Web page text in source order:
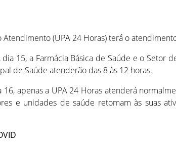
Atendimento (UPA 24 Horas) terá o
dia 15, a Farmácia Básica de Saúde e o Setor
de Saúde atenderão das 8 às 12 horas.
16, apenas a UPA 24 Horas atenderá
e unidades de saúde retomam às suas